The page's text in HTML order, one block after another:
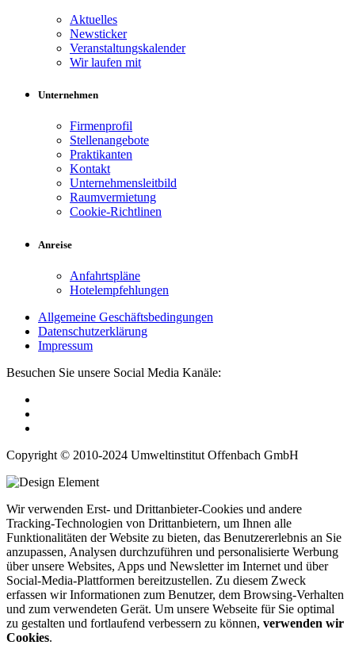
Aktuelles
Newsticker
Veranstaltungskalender
Wir laufen mit
Unternehmen
Firmenprofil
Stellenangebote
Praktikanten
Kontakt
Unternehmensleitbild
Raumvermietung
Cookie-Richtlinen
Anreise
Anfahrtspläne
Hotelempfehlungen
Allgemeine Geschäftsbedingungen
Datenschutzerklärung
Impressum
Besuchen Sie unsere Social Media Kanäle:
Copyright © 2010-2024 Umweltinstitut Offenbach GmbH
Wir verwenden Erst- und Drittanbieter-Cookies und andere
Tracking-Technologien von Drittanbietern, um Ihnen alle
Funktionalitäten der Website zu bieten, das Benutzererlebnis an Sie
anzupassen, Analysen durchzuführen und personalisierte Werbung
über unsere Websites, Apps und Newsletter im Internet und über
Social-Media-Plattformen bereitzustellen. Zu diesem Zweck
erfassen wir Informationen zum Benutzer, dem Browsing-Verhalten
und zum verwendeten Gerät. Um unsere Webseite für Sie optimal
zu gestalten und fortlaufend verbessern zu können, verwenden wir
Cookies.